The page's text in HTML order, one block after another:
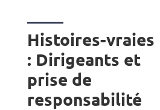
Histoires-vraies
: Dirigeants et
prise de
responsabilité